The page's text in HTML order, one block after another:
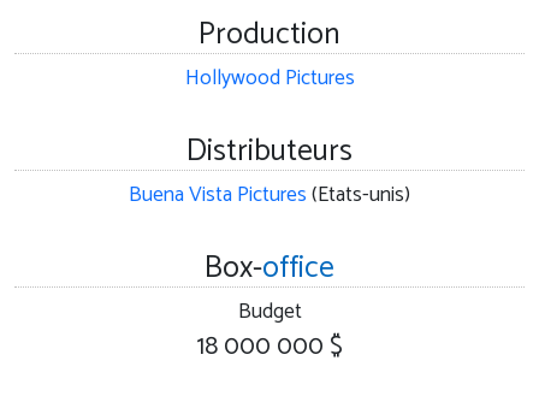
Production
Hollywood Pictures
Distributeurs
Buena Vista Pictures(Etats-unis)
Box-office
Budget
18 000 000 $